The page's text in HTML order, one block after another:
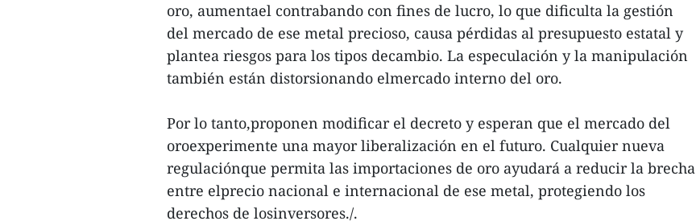
oro, aumentael contrabando con fines de lucro, lo que dificulta la gestión
del mercado de ese metal precioso, causa pérdidas al presupuesto estatal y
plantea riesgos para los tipos decambio. La especulación y la manipulación
también están distorsionando elmercado interno del oro.
Por lo tanto,proponen modificar el decreto y esperan que el mercado del
oroexperimente una mayor liberalización en el futuro. Cualquier nueva
regulaciónque permita las importaciones de oro ayudará a reducir la brecha
entre elprecio nacional e internacional de ese metal, protegiendo los
derechos de losinversores./.